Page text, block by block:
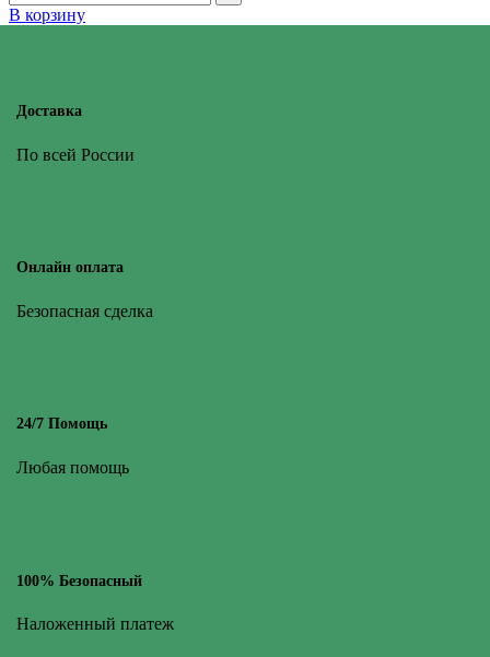
В корзину
Доставка
По всей России
Онлайн оплата
Безопасная сделка
24/7 Помощь
Любая помощь
100% Безопасный
Наложенный платеж